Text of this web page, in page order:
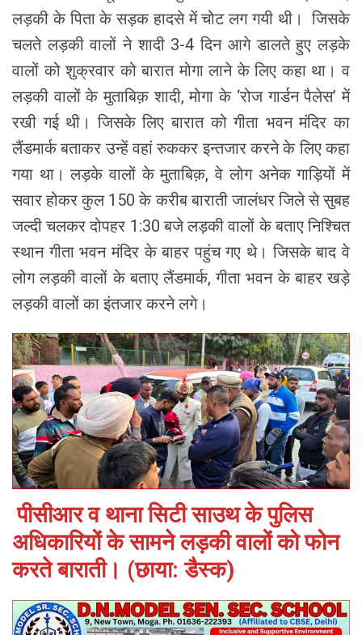
लड़की के पिता के सड़क हादसे में चोट लग गयी थी। जिसके
चलते लड़की वालों ने शादी 3-4 दिन आगे डालते हुए लड़के
वालों को शुक्रवार को बारात मोगा लाने के लिए कहा था। व
लड़की वालों के मुताबिक़ शादी, मोगा के ‘रोज गार्डन पैलेस’ में
रखी गई थी। जिसके लिए बारात को गीता भवन मंदिर का
लैंडमार्क बताकर उन्हें वहां रुककर इन्तजार करने के लिए कहा
गया था। लड़के वालों के मुताबिक़, वे लोग अनेक गाड़ियों में
सवार होकर कुल 150 के करीब बाराती जालंधर जिले से सुबह
जल्दी चलकर दोपहर 1:30 बजे लड़की वालों के बताए निश्चित
स्थान गीता भवन मंदिर के बाहर पहुंच गए थे। जिसके बाद वे
लोग लड़की वालों के बताए लैंडमार्क, गीता भवन के बाहर खड़े
लड़की वालों का इंतजार करने लगे।
पीसीआर व थाना सिटी साउथ के पुलिस
अधिकारियों के सामने लड़की वालों को फोन
करते बाराती। (छाया: डैस्क)